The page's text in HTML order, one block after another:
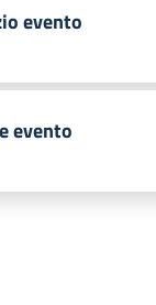
evento
evento